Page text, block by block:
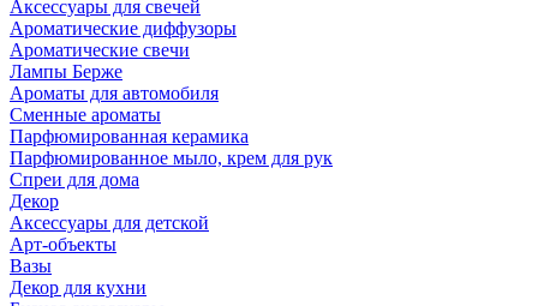
Аксессуары для свечей
Ароматические диффузоры
Ароматические свечи
Лампы Берже
Ароматы для автомобиля
Сменные ароматы
Парфюмированная керамика
Парфюмированное мыло, крем для рук
Спреи для дома
Декор
Аксессуары для детской
Арт-объекты
Вазы
Декор для кухни